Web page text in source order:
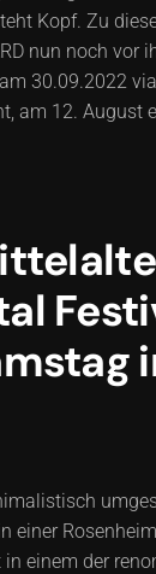
Kopf. Zu
nun noch vor
30.09.2022
am 12. August
einer
einem der